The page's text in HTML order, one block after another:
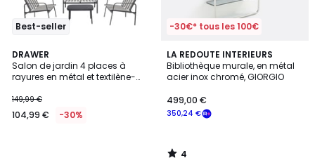
Best-seller
DRAWER
Salon de jardin 4 places à
rayures en métal et textilène-
149,99 €
104,99 € -30%
-30€* tous les 100€
LA REDOUTE INTERIEURS
Bibliothèque murale, en métal
acier inox chromé, GIORGIO
350,24 €
499,00 €
4
/
5
4
/